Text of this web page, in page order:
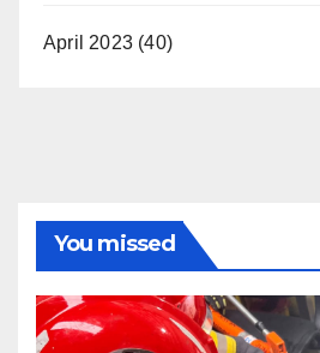
April 2023 (40)
You missed